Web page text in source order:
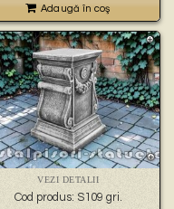
Adaugă în coş
VEZI DETALII
Cod produs: S109 gri.